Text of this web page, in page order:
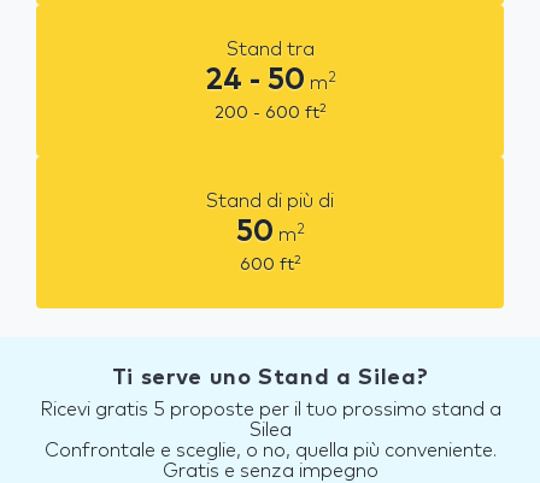
Stand tra
24 - 50 m2
200 - 600 ft2
Stand di più di
50 m2
600 ft2
Ti serve uno Stand a Silea?
Ricevi gratis 5 proposte per il tuo prossimo stand a
Silea
Confrontale e sceglie, o no, quella più conveniente.
Gratis e senza impegno